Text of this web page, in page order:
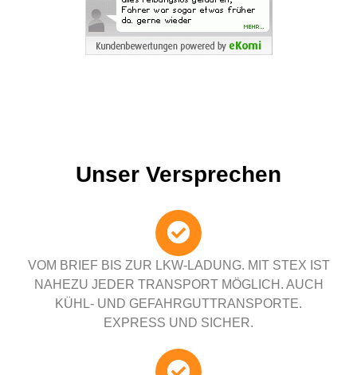
Unser Versprechen
VOM BRIEF BIS ZUR LKW-LADUNG. MIT STEX IST
NAHEZU JEDER TRANSPORT MÖGLICH. AUCH
KÜHL- UND GEFAHRGUTTRANSPORTE.
EXPRESS UND SICHER.